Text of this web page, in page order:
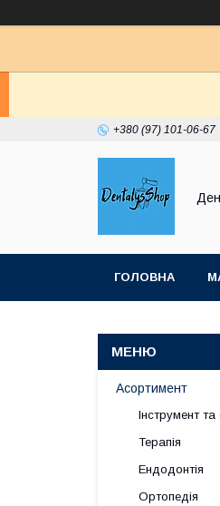
+380 (97) 101-06-67
ГОЛОВНА
Асортимент
Інструмент
Терапія
Ендодонтія
Ортопедія